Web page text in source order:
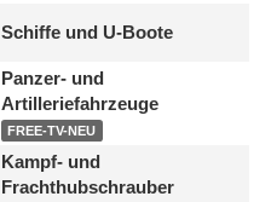
Schiffe und U-Boote
Panzer- und
Artilleriefahrzeuge
FREE-TV-NEU
Kampf- und
Frachthubschrauber